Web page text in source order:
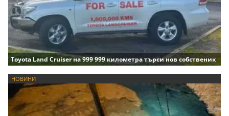
Toyota Land Cruiser на 999 999 километра търси нов собственик
НОВИНИ